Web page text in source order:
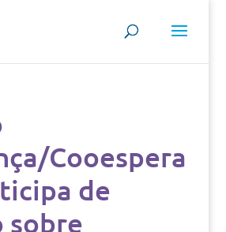
Cooespera
de
sobre